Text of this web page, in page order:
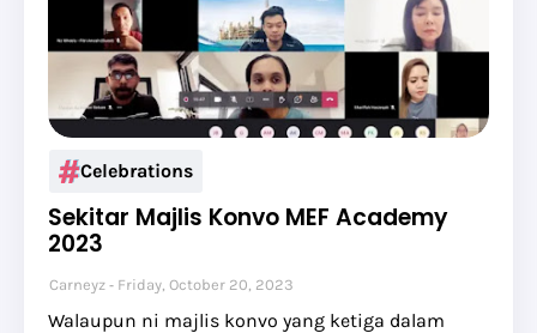
Celebrations
Sekitar Majlis Konvo MEF Academy
2023
Carneyz Friday, October 20, 2023
Walaupun ni majlis konvo yang ketiga dalam